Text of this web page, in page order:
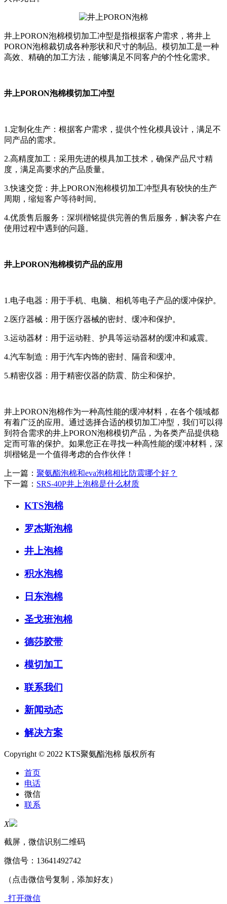
井上PORON泡棉模切加工冲型是指根据客户需求，将井上
PORON泡棉裁切成各种形状和尺寸的制品。模切加工是一种
高效、精确的加工方法，能够满足不同客户的个性化需求。
井上PORON泡棉模切加工冲型
1.定制化生产：根据客户需求，提供个性化模具设计，满足不
同产品的需求。
2.高精度加工：采用先进的模具加工技术，确保产品尺寸精
度，满足高要求的产品质量。
3.快速交货：井上PORON泡棉模切加工冲型具有较快的生产
周期，缩短客户等待时间。
4.优质售后服务：深圳楷铭提供完善的售后服务，解决客户在
使用过程中遇到的问题。
井上PORON泡棉模切产品的应用
1.电子电器：用于手机、电脑、相机等电子产品的缓冲保护。
2.医疗器械：用于医疗器械的密封、缓冲和保护。
3.运动器材：用于运动鞋、护具等运动器材的缓冲和减震。
4.汽车制造：用于汽车内饰的密封、隔音和缓冲。
5.精密仪器：用于精密仪器的防震、防尘和保护。
井上PORON泡棉作为一种高性能的缓冲材料，在各个领域都
有着广泛的应用。通过选择合适的模切加工冲型，我们可以得
到符合需求的井上PORON泡棉模切产品，为各类产品提供稳
定而可靠的保护。如果您正在寻找一种高性能的缓冲材料，深
圳楷铭是一个值得考虑的合作伙伴！
上一篇： 聚氨酯泡棉和eva泡棉相比防震哪个好？
下一篇： SRS-40P井上泡棉是什么材质
KTS泡棉
罗杰斯泡棉
井上泡棉
积水泡棉
日东泡棉
圣戈班泡棉
德莎胶带
模切加工
联系我们
新闻动态
解决方案
Copyright © 2022 KTS聚氨酯泡棉 版权所有
首页
电话
微信
联系
X
截屏，微信识别二维码
微信号： 13641492742
（点击微信号复制，添加好友）
打开微信